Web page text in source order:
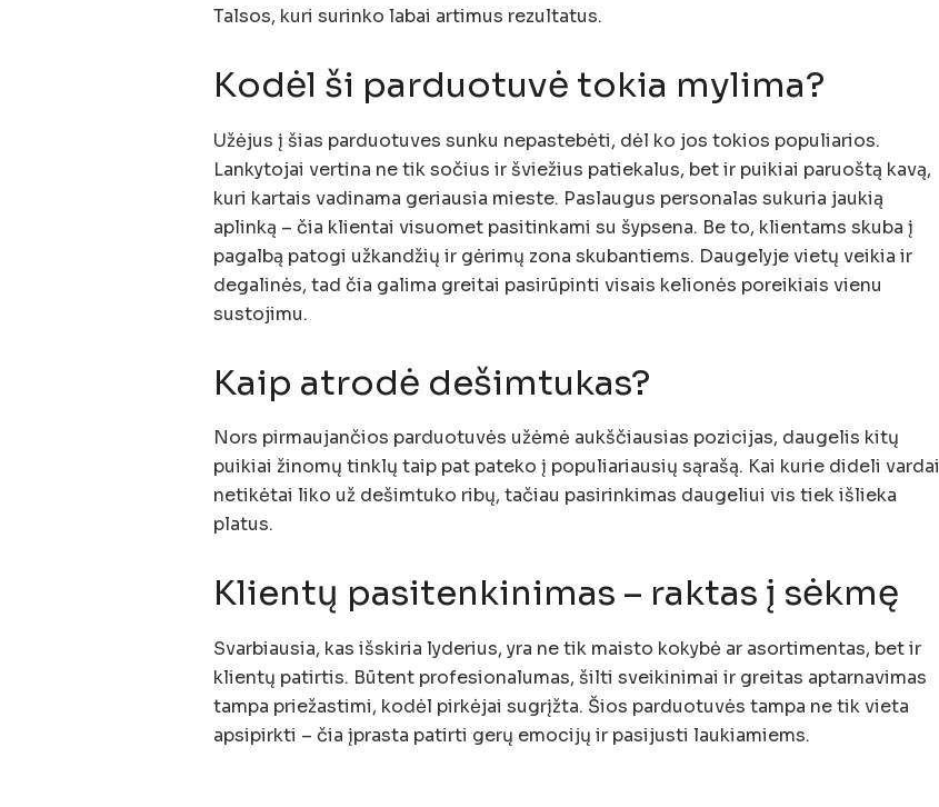
Talsos, kuri surinko labai artimus rezultatus.
Kodėl ši parduotuvė tokia mylima?
Užėjus į šias parduotuves sunku nepastebėti, dėl ko jos tokios populiarios.
Lankytojai vertina ne tik sočius ir šviežius patiekalus, bet ir puikiai paruoštą kavą,
kuri kartais vadinama geriausia mieste. Paslaugus personalas sukuria jaukią
aplinką – čia klientai visuomet pasitinkami su šypsena. Be to, klientams skuba į
pagalbą patogi užkandžių ir gėrimų zona skubantiems. Daugelyje vietų veikia ir
degalinės, tad čia galima greitai pasirūpinti visais kelionės poreikiais vienu
sustojimu.
Kaip atrodė dešimtukas?
Nors pirmaujančios parduotuvės užėmė aukščiausias pozicijas, daugelis kitų
puikiai žinomų tinklų taip pat pateko į populiariausių sąrašą. Kai kurie dideli vardai
netikėtai liko už dešimtuko ribų, tačiau pasirinkimas daugeliui vis tiek išlieka
platus.
Klientų pasitenkinimas – raktas į sėkmę
Svarbiausia, kas išskiria lyderius, yra ne tik maisto kokybė ar asortimentas, bet ir
klientų patirtis. Būtent profesionalumas, šilti sveikinimai ir greitas aptarnavimas
tampa priežastimi, kodėl pirkėjai sugrįžta. Šios parduotuvės tampa ne tik vieta
apsipirkti – čia įprasta patirti gerų emocijų ir pasijusti laukiamiems.